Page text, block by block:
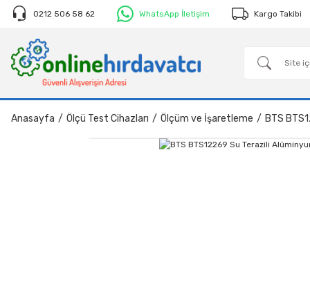
0212 506 58 62 WhatsApp İletişim Kargo Takibi
Anasayfa Ölçü Test Cihazları Ölçüm ve İşaretleme BTS